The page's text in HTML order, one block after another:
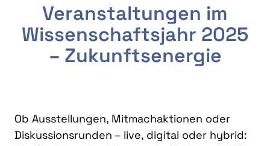
Veranstaltungen im
Wissenschaftsjahr 2025
– Zukunftsenergie
Ob Ausstellungen, Mitmachaktionen oder
Diskussionsrunden – live, digital oder hybrid: